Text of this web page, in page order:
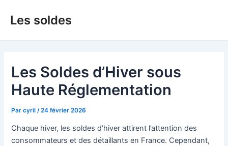
Les soldes
Les Soldes d’Hiver sous
Haute Réglementation
Parcyril /24 février 2026
Chaque hiver, les soldes d’hiver attirent l’attention des
consommateurs et des détaillants en France. Cependant,